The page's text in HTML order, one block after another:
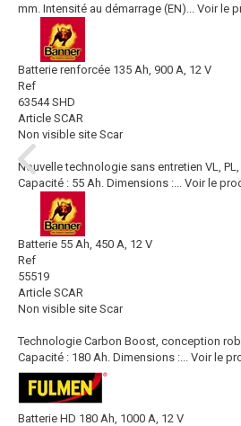
mm. Intensité au démarrage (EN)... Voir le
Batterie renforcée 135 Ah, 900 A, 12 V
Ref
63544 SHD
Article SCAR
Non visible site Scar
Nouvelle technologie sans entretien VL,
Capacité : 55 Ah. Dimensions :... Voir le
Batterie 55 Ah, 450 A, 12 V
Ref
55519
Article SCAR
Non visible site Scar
Technologie Carbon Boost, conception
Capacité : 180 Ah. Dimensions :... Voir le
Batterie HD 180 Ah, 1000 A, 12 V